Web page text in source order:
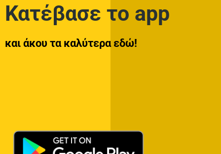
Κατέβασε το app
και άκου τα καλύτερα εδώ!